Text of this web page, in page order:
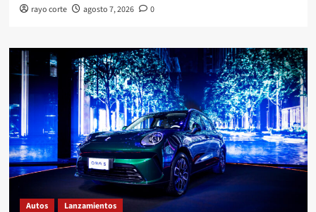
rayo corte agosto 7, 2026 0
Autos Lanzamientos